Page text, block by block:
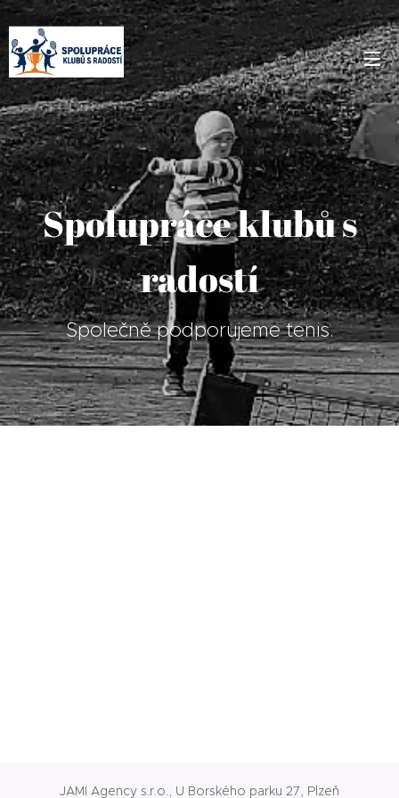
Spolupráce klubů s
radostí
Společně podporujeme tenis.
JAMI Agency s.r.o., U Borského parku 27, Plzeň